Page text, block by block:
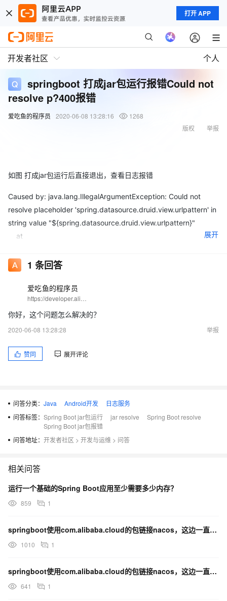
打开 APP
开发者社区 个人
springboot 打成jar包运行报错Could not
resolve p?400报错
爱吃鱼的程序员 2020-06-08 13:28:16
1268
举报
版权
如图 打成jar包运行后直接退出，查看日志报错
Caused by: java.lang.IllegalArgumentException: Could not
resolve placeholder 'spring.datasource.druid.view.urlpattern' in
string value "${spring.datasource.druid.view.urlpattern}"
at
gValue(PropertyPlaceholderHelper.java:174)
org.springframework.util.PropertyPlaceholderHelper.replacePla
ceholders(PropertyPlaceholderHelper.java:126)
at
org.springframework.core.env.AbstractPropertyResolver.doRes
at
org.springframework.context.support.PropertySourcesPlacehol
derConfigurer$2.resolveStringValue(PropertySourcesPlacehold
ory.resolveEmbeddedValue(AbstractBeanFactory.java:813)
at
org.springframework.beans.factory.support.DefaultListableBea
va:1076)
1056)
at
展开
1 条回答
爱吃鱼的程序员
你好，这个问题怎么解决的？
2020-06-08 13:28:28
举报
赞同 展开评论
问答分类： Java Android开发
日志服务
问答标签： Spring Boot jar包运行 jar resolve
Spring Boot resolve
Spring Boot jar包报错
问答地址： 开发者社区 > 开发与运维 > 问答
相关问答
运行一个基础的Spring Boot应用至少需要多少内存？
859 1
springboot使用com.alibaba.cloud的包链接nacos，这边一直连不上？
1010 1
springboot使用com.alibaba.cloud的包链接nacos，这边一直连不上？
641 1